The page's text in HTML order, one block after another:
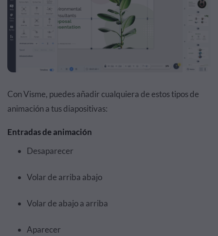
Con Visme, puedes añadir cualquiera de estos tipos de
animación a tus diapositivas:
Entradas de animación
Desaparecer
Volar de arriba abajo
Volar de abajo a arriba
Aparecer